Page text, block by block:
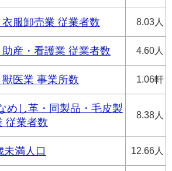
服卸売業 従業者数 8.03人
産・看護業 従業者数 4.60人
獣医業 事業所数 1.06軒
めし革・同製品・毛皮製
従業者数
8.38人
未満人口 12.66人